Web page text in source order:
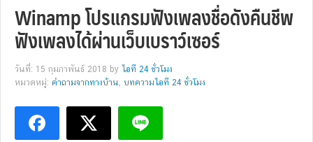
Winamp โปรแกรมฟังเพลงชื่อดังคืนชีพ
ฟังเพลงได้ผ่านเว็บเบราว์เซอร์
วันที่: 15 กุมภาพันธ์ 2018 by ไอที 24 ชั่วโมง
หมวดหมู่: คำถามจากทางบ้าน, บทความไอที 24 ชั่วโมง